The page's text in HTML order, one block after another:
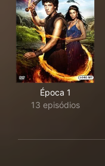
Época 1
13 episódios